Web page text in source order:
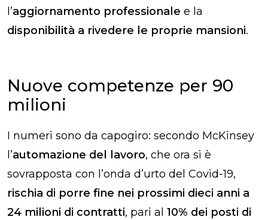
l’aggiornamento professionale e la
disponibilità a rivedere le proprie mansioni.
Nuove competenze per 90
milioni
I numeri sono da capogiro: secondo McKinsey
l’automazione del lavoro, che ora si è
sovrapposta con l’onda d’urto del Covid-19,
rischia di porre fine nei prossimi dieci anni a
24 milioni di contratti, pari al 10% dei posti di